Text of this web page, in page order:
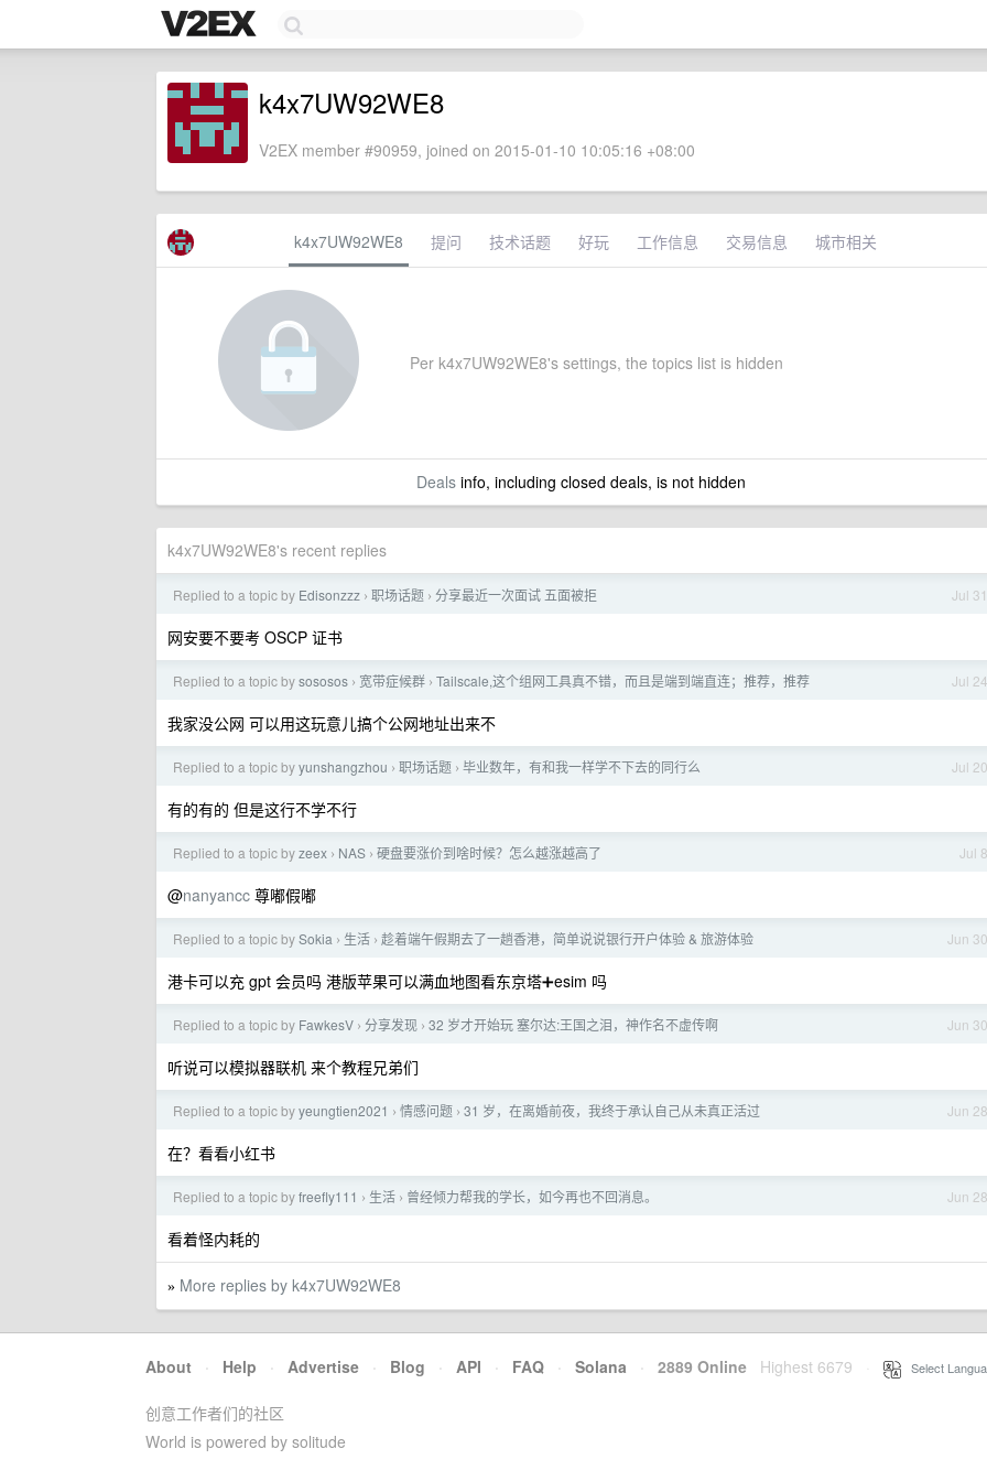
k4x7UW92WE8
V2EX member #90959, joined on 2015-01-10 10:05:16 +08:00
k4x7UW92WE8 提问 技术话题 好玩 工作信息 交易信息 城市相关
Per k4x7UW92WE8's settings, the topics list is hidden
Dealsinfo, including closed deals, is not hidden
k4x7UW92WE8's recent replies
Jul 31
Replied to a topic by Edisonzzz › 职场话题 › 分享最近一次面试 五面被拒
网安要不要考 OSCP 证书
Jul 24
Replied to a topic bysososos › 宽带症候群 › Tailscale,这个组网工具真不错，而且是端到端直连；推荐，推荐
我家没公网 可以用这玩意儿搞个公网地址出来不
Jul 20
Replied to a topic byyunshangzhou › 职场话题 › 毕业数年，有和我一样学不下去的同行么
有的有的 但是这行不学不行
Jul 8
Replied to a topic byzeex › NAS › 硬盘要涨价到啥时候？怎么越涨越高了
@nanyancc 尊嘟假嘟
Jun 30
Replied to a topic bySokia › 生活 › 趁着端午假期去了一趟香港，简单说说银行开户体验 & 旅游体验
港卡可以充 gpt 会员吗 港版苹果可以满血地图看东京塔➕esim 吗
Jun 30
Replied to a topic by FawkesV › 分享发现 › 32 岁才开始玩 塞尔达:王国之泪，神作名不虚传啊
听说可以模拟器联机 来个教程兄弟们
Jun 28
Replied to a topic byyeungtien2021 › 情感问题 › 31 岁，在离婚前夜，我终于承认自己从未真正活过
在？看看小红书
Jun 28
Replied to a topic byfreefly111 › 生活 › 曾经倾力帮我的学长，如今再也不回消息。
看着怪内耗的
» More replies by k4x7UW92WE8
About · Help · Advertise · Blog · API · FAQ · Solana · 2889 Online Highest 6679 Select
创意工作者们的社区
World is powered by solitude